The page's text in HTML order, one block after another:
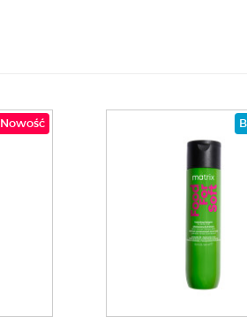
Nowość